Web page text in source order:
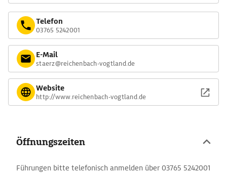
Telefon
03765 5242001
E-Mail
staerz@reichenbach-vogtland.de
Website
http://www.reichenbach-vogtland.de
Öffnungszeiten
Führungen bitte telefonisch anmelden über 03765 5242001